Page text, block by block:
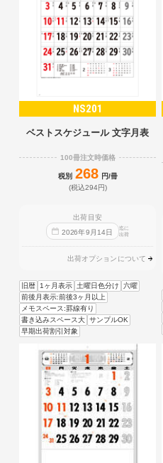
NS201
ベストスケジュール 文字月表
100冊注文時価格
税別 268 円/冊
(税込294円)
出荷目安
2026年9 月 14日
迄に
出荷
出荷オプションについて
旧暦 1ヶ月表示 土曜日色分け
六曜
前後月表示:前後3ヶ月以上
メモスペース:罫線有り
書き込みスペース大 サンプルOK
早期出荷割引対象